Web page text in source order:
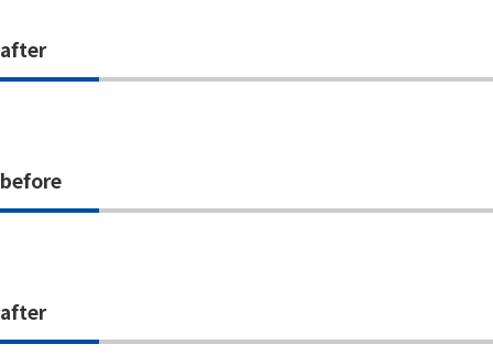
after
before
after